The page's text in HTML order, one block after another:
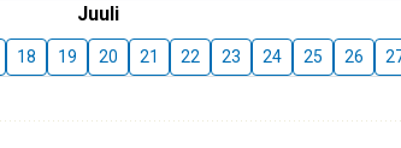
Juuli
18 19 20 21 22 23 24 25 26